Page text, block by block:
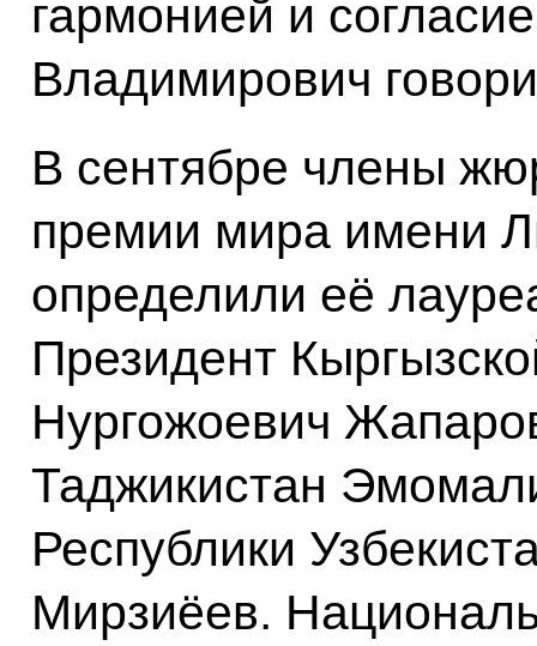
гармонией и
Владимирович
В сентябре члены
премии мира имени
определили её
Президент
Нургожоевич
Таджикистан
Республики
Мирзиёев.